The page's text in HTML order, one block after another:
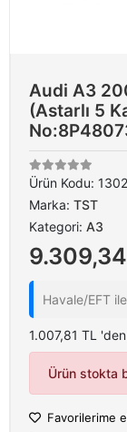
Audi A3
(Astarlı 5
Ürün Kodu:
Marka: TST
Kategori: A3
Havale/EFT ile
1.007,81 TL
Ürün stokta
Favorilerime